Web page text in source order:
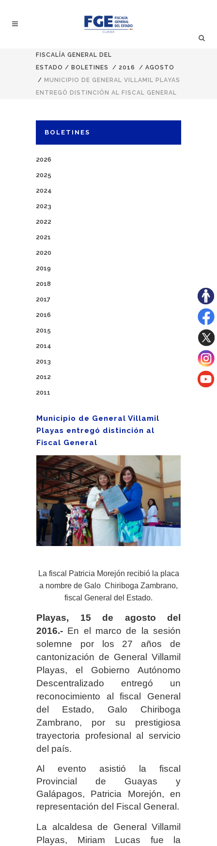
FISCALÍA GENERAL DEL
ESTADO / BOLETINES / 2016 / AGOSTO
/ MUNICIPIO DE GENERAL VILLAMIL PLAYAS
ENTREGÓ DISTINCIÓN AL FISCAL GENERAL
BOLETINES
2026
2025
2024
2023
2022
2021
2020
2019
2018
2017
2016
2015
2014
2013
2012
2011
Municipio de General Villamil
Playas entregó distinción al
Fiscal General
La fiscal Patricia Morejón recibió la placa
a nombre de Galo Chiriboga Zambrano,
fiscal General del Estado.
Playas, 15 de agosto del
2016.- En e
marco de la sesión
solemne por los 27 años de
cantonización de General Villamil
Playas, el Gobierno Autónomo
Descentralizado entregó un
reconocimiento al fiscal General
del Estado, Galo Chiriboga
Zambrano, por su prestigiosa
trayectoria profesional al servicio
del país.
Al evento asistió la fiscal
Provincial de Guayas y
Galápagos, Patricia Morejón, en
representación del Fiscal General.
La alcaldesa de General Villamil
Playas, Miriam Lucas fue la